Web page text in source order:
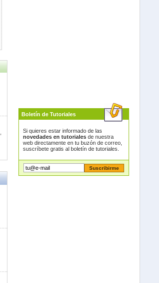
Boletín de Tutoriales
Si quieres estar informado de las
novedades en tutorialesde nuestra
web directamente en tu buzón de correo,
suscríbete gratis al boletín de tutoriales.